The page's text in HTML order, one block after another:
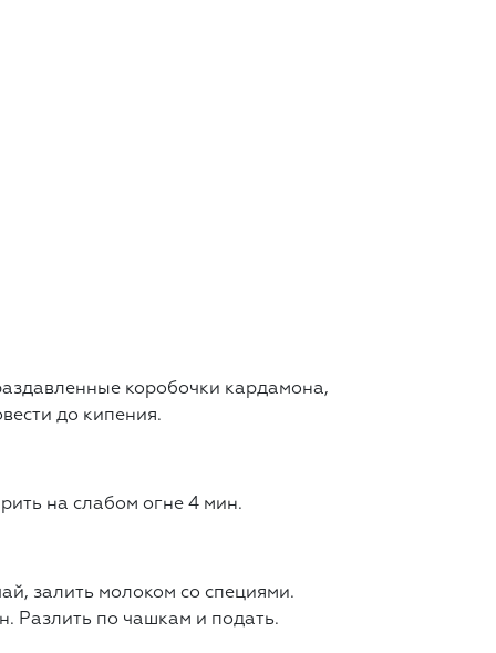
коробочки кардамона,
до кипения.
на слабом огне 4 мин.
залить молоком со специями.
Разлить по чашкам и подать.